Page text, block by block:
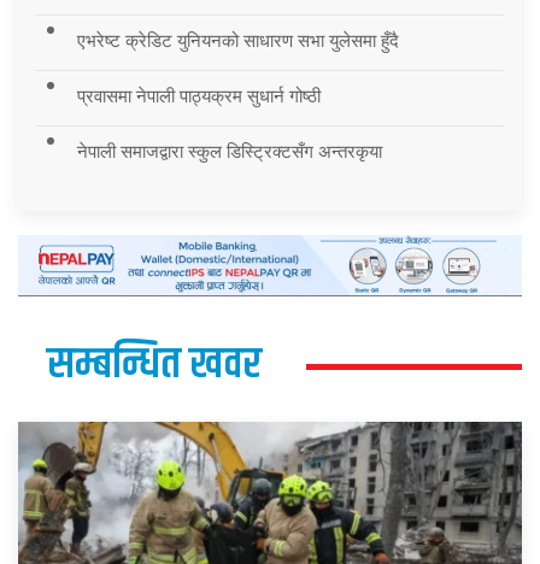
एभरेष्ट क्रेडिट युनियनको साधारण सभा युलेसमा हुँदै
प्रवासमा नेपाली पाठ्यक्रम सुधार्न गोष्ठी
नेपाली समाजद्वारा स्कुल डिस्ट्रिक्टसँग अन्तरकृया
सम्बन्धित खवर